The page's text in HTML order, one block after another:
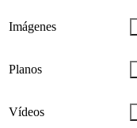
Imágenes
Planos
Vídeos